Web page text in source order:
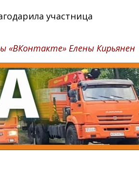
участница
«ВКонтакте» Елены Кирьянен